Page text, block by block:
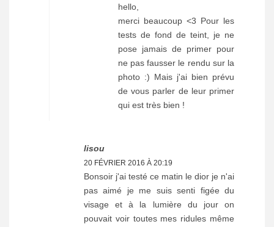
hello,
merci beaucoup <3 Pour les
tests de fond de teint, je ne
pose jamais de primer pour
ne pas fausser le rendu sur la
photo :) Mais j'ai bien prévu
de vous parler de leur primer
qui est très bien !
lisou
20 FÉVRIER 2016 À 20:19
Bonsoir j'ai testé ce matin le dior je n'ai
pas aimé je me suis senti figée du
visage et à la lumière du jour on
pouvait voir toutes mes ridules même